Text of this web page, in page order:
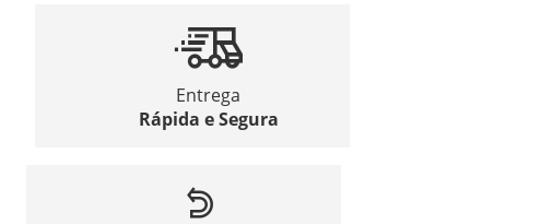
Entrega
Rápida e Segura